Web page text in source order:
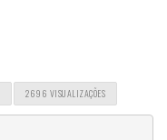
2696 VISUALIZAÇÕES